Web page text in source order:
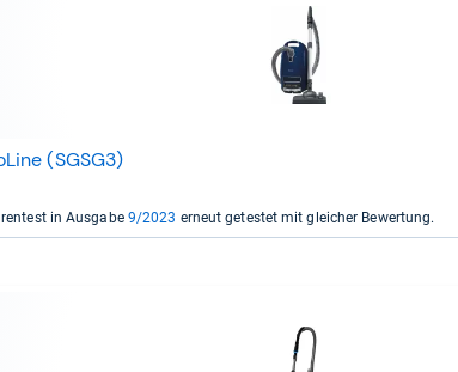
(SGSG3)
in Ausgabe 9/2023 erneut getestet mit gleicher Bewertung.